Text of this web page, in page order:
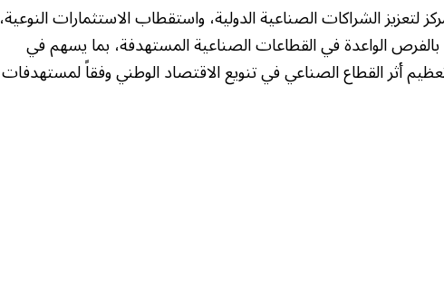
لتعزيز الشراكات الصناعية الدولية، واستقطاب الاستثمارات النوعية،
بالفرص الواعدة في القطاعات الصناعية المستهدفة، بما يسهم في
أثر القطاع الصناعي في تنويع الاقتصاد الوطني وفقاً لمستهدفات